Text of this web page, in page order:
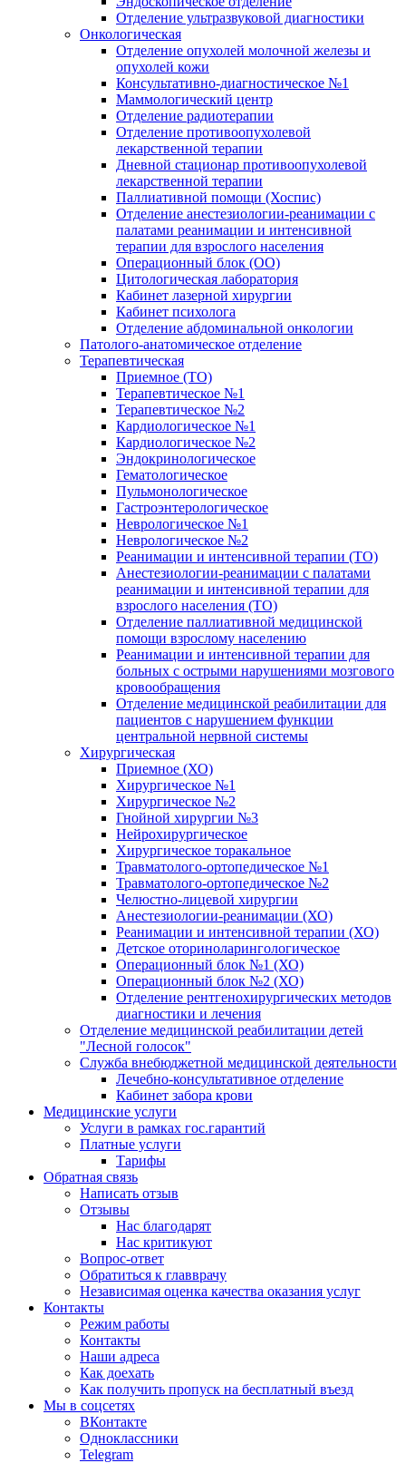
Отделение ультразвуковой диагностики
Онкологическая
Отделение опухолей молочной железы и
опухолей кожи
Консультативно-диагностическое №1
Маммологический центр
Отделение радиотерапии
Отделение противоопухолевой
лекарственной терапии
Дневной стационар противоопухолевой
лекарственной терапии
Паллиативной помощи (Хоспис)
Отделение анестезиологии-реанимации с
палатами реанимации и интенсивной
терапии для взрослого населения
Операционный блок (ОО)
Цитологическая лаборатория
Кабинет лазерной хирургии
Кабинет психолога
Отделение абдоминальной онкологии
Патолого-анатомическое отделение
Терапевтическая
Приемное (ТО)
Терапевтическое №1
Терапевтическое №2
Кардиологическое №1
Кардиологическое №2
Эндокринологическое
Гематологическое
Пульмонологическое
Гастроэнтерологическое
Неврологическое №1
Неврологическое №2
Реанимации и интенсивной терапии (ТО)
Анестезиологии-реанимации с палатами
реанимации и интенсивной терапии для
взрослого населения (ТО)
Отделение паллиативной медицинской
помощи взрослому населению
Реанимации и интенсивной терапии для
больных с острыми нарушениями мозгового
кровообращения
Отделение медицинской реабилитации для
пациентов с нарушением функции
центральной нервной системы
Хирургическая
Приемное (ХО)
Хирургическое №1
Хирургическое №2
Гнойной хирургии №3
Нейрохирургическое
Хирургическое торакальное
Травматолого-ортопедическое №1
Травматолого-ортопедическое №2
Челюстно-лицевой хирургии
Анестезиологии-реанимации (ХО)
Реанимации и интенсивной терапии (ХО)
Детское оториноларингологическое
Операционный блок №1 (ХО)
Операционный блок №2 (ХО)
Отделение рентгенохирургических методов
диагностики и лечения
Отделение медицинской реабилитации детей
"Лесной голосок"
Служба внебюджетной медицинской деятельности
Лечебно-консультативное отделение
Кабинет забора крови
Медицинские услуги
Услуги в рамках гос.гарантий
Платные услуги
Тарифы
Обратная связь
Написать отзыв
Отзывы
Нас благодарят
Нас критикуют
Вопрос-ответ
Обратиться к главврачу
Независимая оценка качества оказания услуг
Контакты
Режим работы
Контакты
Наши адреса
Как доехать
Как получить пропуск на бесплатный въезд
Мы в соцсетях
ВКонтакте
Одноклассники
Telegram